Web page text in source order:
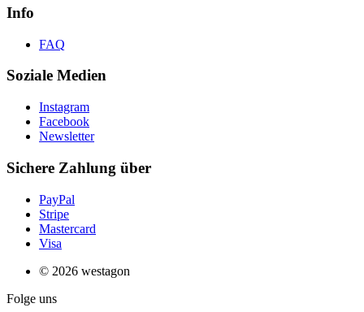
Info
FAQ
Soziale Medien
Instagram
Facebook
Newsletter
Sichere Zahlung über
PayPal
Stripe
Mastercard
Visa
© 2026 westagon
Folge uns